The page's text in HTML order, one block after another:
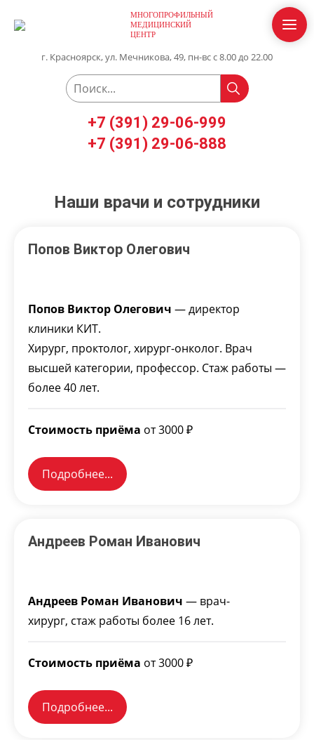
МНОГОПРОФИЛЬНЫЙ
МЕДИЦИНСКИЙ
ЦЕНТР
г. Красноярск, ул. Мечникова, 49, пн-вс с 8.00 до 22.00
+7 (391) 29-06-999
+7 (391) 29-06-888
Наши врачи и сотрудники
Попов Виктор Олегович
Попов Виктор Олегович — директор
клиники КИТ.
Хирург, проктолог, хирург-онколог. Врач
высшей категории, профессор. Стаж работы —
более 40 лет.
Стоимость приёма от 3000 ₽
Подробнее...
Андреев Роман Иванович
Андреев Роман Иванович — врач-
хирург, стаж работы более 16 лет.
Стоимость приёма от 3000 ₽
Подробнее...